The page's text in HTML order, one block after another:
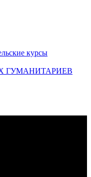
курсы
ГУМАНИТАРИЕВ